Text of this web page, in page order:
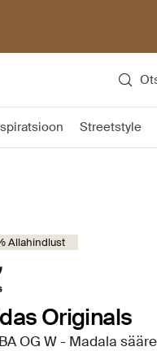
Streetstyle
Allahindlust
Originals
OG W - Madala